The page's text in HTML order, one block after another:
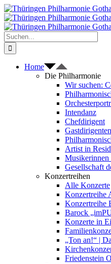
Zum
Inhalt
springen
Suche
nach:
Home
Die Philharmonie
Wir suchen:
Intendanz
Chefdirigent
Gastdirigenten
Artist in
Gesellschaft
Konzertreihen
Alle Konzerte
Konzertreihe
Konzertreihe
Barock
Konzerte in
„Ton an!“ |
Friedenstein